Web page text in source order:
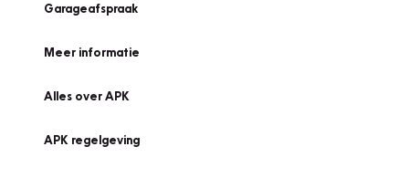
Garageafspraak
Meer informatie
Alles over APK
APK regelgeving